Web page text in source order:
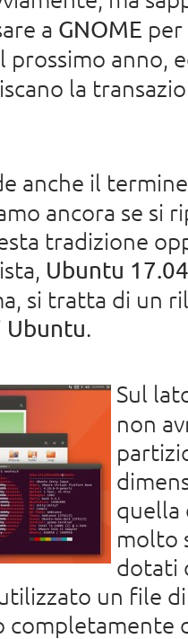
a GNOME
prossimo anno,
la
anche il
ancora se si
tradizione
Ubuntu 17.04
si tratta di un
Ubuntu.
Sul
non
molto
dotati
un file
completamente